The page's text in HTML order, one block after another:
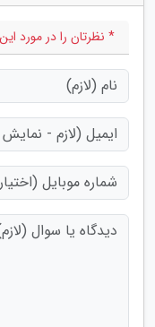
* نظرتان را در مورد